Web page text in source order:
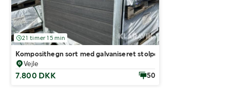
21 timer 15 min
Komposithegn sort med galvaniseret stolper, 10 fag
Vejle
7.800 DKK 50